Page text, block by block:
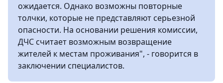
ожидается. Однако возможны повторные
толчки, которые не представляют серьезной
опасности. На основании решения комиссии,
ДЧС считает возможным возвращение
жителей к местам проживания", - говорится в
заключении специалистов.